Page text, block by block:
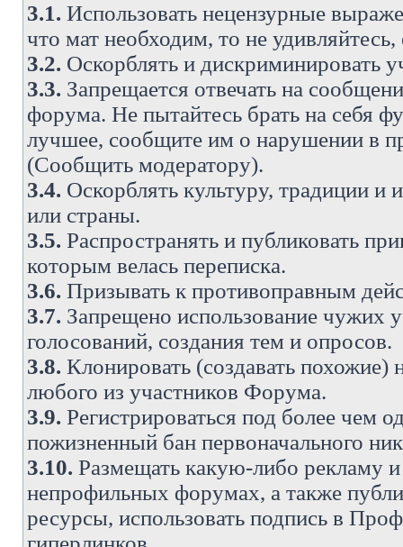
3.1. Использовать нецензурные
что мат необходим, то не
3.2. Оскорблять и дискриминировать
3.3. Запрещается отвечать на
форума. Не пытайтесь брать на себя
лучшее, сообщите им о нарушении в
(Сообщить модератору).
3.4. Оскорблять культуру, традиции
или страны.
3.5. Распространять и публиковать
которым велась переписка.
3.6. Призывать к противоправным
3.7. Запрещено использование чужих
голосований, создания тем и опросов.
3.8. Клонировать (создавать похожие)
любого из участников Форума.
3.9. Регистрироваться под более чем
пожизненный бан первоначального
3.10. Размещать какую-либо рекламу
непрофильных форумах, а также
ресурсы, использовать подпись в